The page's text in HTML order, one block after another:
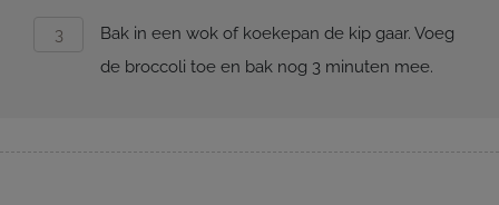
Bak in een wok of koekepan de kip gaar. Voeg
de broccoli toe en bak nog 3 minuten mee.